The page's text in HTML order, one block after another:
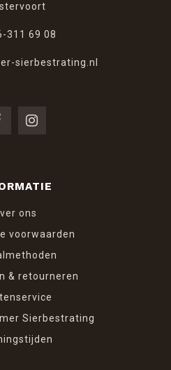
311 69 08
sierbestrating.nl
ons
voorwaarden
& retourneren
Sierbestrating